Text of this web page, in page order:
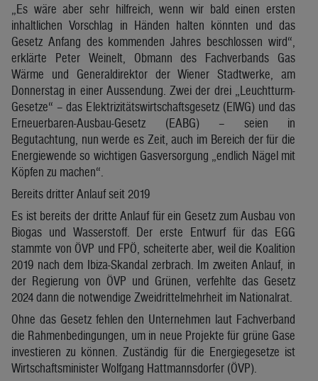
„Es wäre aber sehr hilfreich, wenn wir bald einen ersten
inhaltlichen Vorschlag in Händen halten könnten und das
Gesetz Anfang des kommenden Jahres beschlossen wird“,
erklärte Peter Weinelt, Obmann des Fachverbands Gas
Wärme und Generaldirektor der Wiener Stadtwerke, am
Donnerstag in einer Aussendung. Zwei der drei „Leuchtturm-
Gesetze“ – das Elektrizitätswirtschaftsgesetz (ElWG) und das
Erneuerbaren-Ausbau-Gesetz (EABG) – seien in
Begutachtung, nun werde es Zeit, auch im Bereich der für die
Energiewende so wichtigen Gasversorgung „endlich Nägel mit
Köpfen zu machen“.
Bereits dritter Anlauf seit 2019
Es ist bereits der dritte Anlauf für ein Gesetz zum Ausbau von
Biogas und Wasserstoff. Der erste Entwurf für das EGG
stammte von ÖVP und FPÖ, scheiterte aber, weil die Koalition
2019 nach dem Ibiza-Skandal zerbrach. Im zweiten Anlauf, in
der Regierung von ÖVP und Grünen, verfehlte das Gesetz
2024 dann die notwendige Zweidrittelmehrheit im Nationalrat.
Ohne das Gesetz fehlen den Unternehmen laut Fachverband
die Rahmenbedingungen, um in neue Projekte für grüne Gase
investieren zu können. Zuständig für die Energiegesetze ist
Wirtschaftsminister Wolfgang Hattmannsdorfer (ÖVP).